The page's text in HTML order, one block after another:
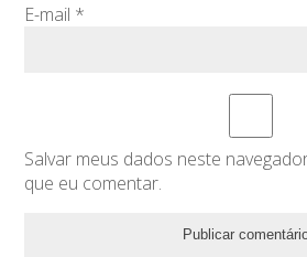
E-mail *
Salvar meus dados neste
que eu comentar.